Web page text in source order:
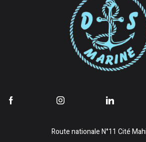
Route nationale N°11 Cité